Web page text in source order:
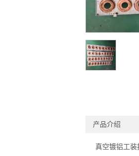
产品介绍
真空镀铝工装